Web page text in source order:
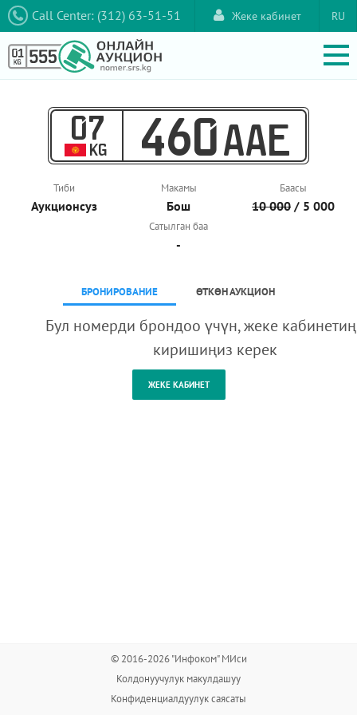
Call Center: (312) 63-51-51 RU
Жеке кабинет
07
KG 460 AAE
Тиби
Аукционcуз
Макамы
Бош
Баасы
10 000 / 5 000
Сатылган баа
-
БРОНИРОВАНИЕ ӨТКӨН АУКЦИОН
Бул номерди брондоо үчүн, жеке
киришиңиз керек
© 2016-2026 "Инфоком" МИси
Колдонуучулук макулдашуу
Конфиденциалдуулук саясаты